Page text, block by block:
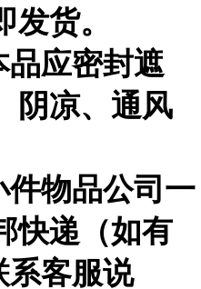
货。
品应密封遮
阴凉、通风
件物品公司一
快递（如有
系客服说